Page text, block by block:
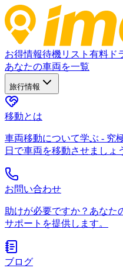
お得情報待機リスト 有料ド
あなたの車両を一覧
旅行情報
移動とは
車両移動について学ぶ - 究
日で車両を移動させましょ
お問い合わせ
助けが必要ですか？あなた
サポートを提供します。
ブログ